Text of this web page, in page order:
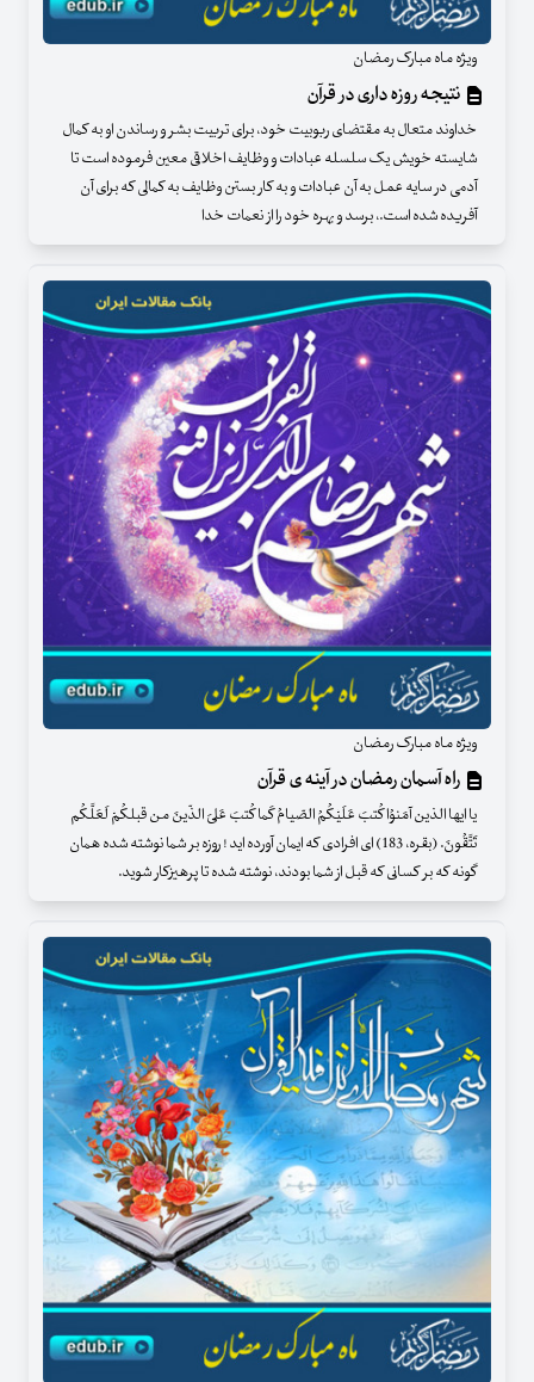
ویژه ماه مبارک رمضان
نتیجه روزه داری در قرآن
خداوند متعال به مقتضای ربوبیت خود، برای تربیت بشر و رساندن او به کمال
شایسته خویش یک سلسله عبادات و وظایف اخلاقی معین فرموده است تا
آدمی در سایه عمل به آن عبادات و به کار بستن وظایف به کمالی که برای آن
آفریده شده است.، برسد و بهره خود را از نعمات خدا
ویژه ماه مبارک رمضان
راه آسمان رمضان در آینه ی قرآن
یا ایها الذین آمَنوُا کُتبَ عَلَیْکُمُ الصّیامُ کَما کُتبَ عَلیَ الذّینَ من قبلکُمْ لَعَلَّکُم
تَتَّقُونَ. (بقره، 183) ای افرادی که ایمان آورده اید ! روزه بر شما نوشته شده همان
گونه که بر کسانی که قبل از شما بودند، نوشته شده تا پرهیزکار شوید.